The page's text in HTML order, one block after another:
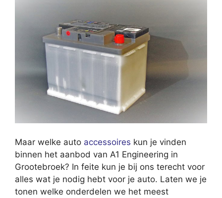
Maar welke auto accessoires kun je vinden
binnen het aanbod van A1 Engineering in
Grootebroek? In feite kun je bij ons terecht voor
alles wat je nodig hebt voor je auto. Laten we je
tonen welke onderdelen we het meest